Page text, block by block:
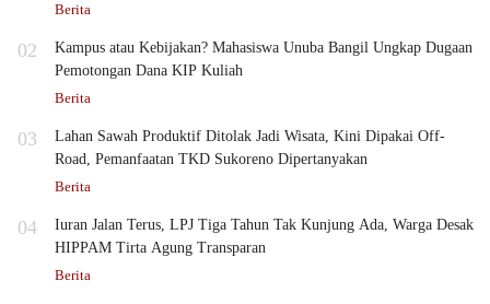
Berita
02
Kampus atau Kebijakan? Mahasiswa Unuba Bangil Ungkap Dugaan
Pemotongan Dana KIP Kuliah
Berita
03
Lahan Sawah Produktif Ditolak Jadi Wisata, Kini Dipakai Off-
Road, Pemanfaatan TKD Sukoreno Dipertanyakan
Berita
04
Iuran Jalan Terus, LPJ Tiga Tahun Tak Kunjung Ada, Warga Desak
HIPPAM Tirta Agung Transparan
Berita